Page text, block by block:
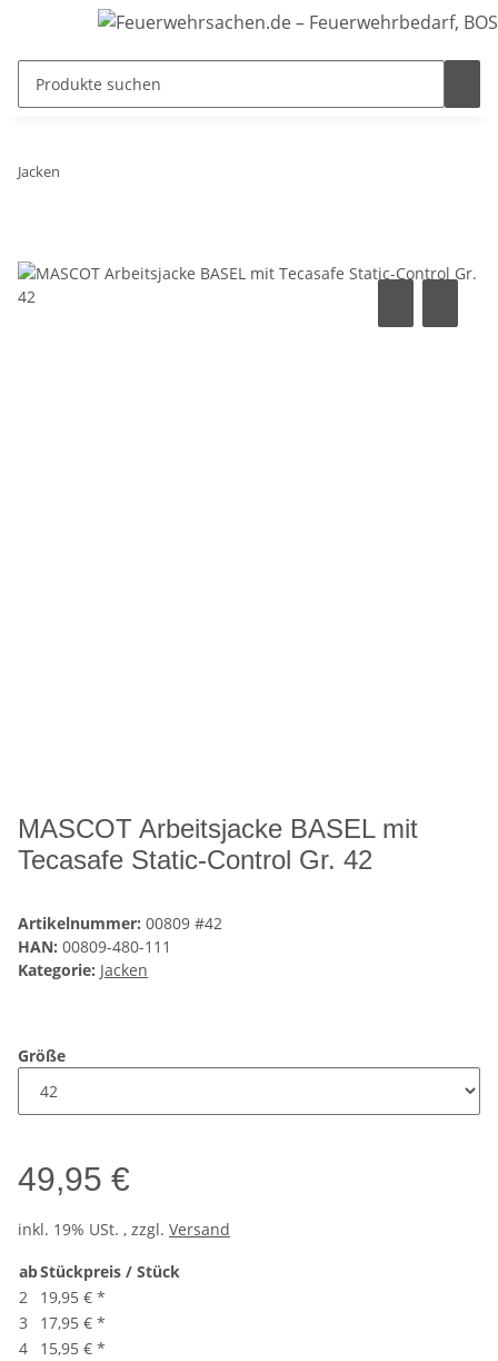
Jacken
MASCOT Arbeitsjacke BASEL mit
Tecasafe Static-Control Gr. 42
Artikelnummer: 00809 #42
HAN: 00809-480-111
Kategorie: Jacken
Größe
49,95 €
inkl. 19% USt. , zzgl. Versand
abStückpreis / Stück
2
19,95 € *
3
17,95 € *
4
15,95 € *